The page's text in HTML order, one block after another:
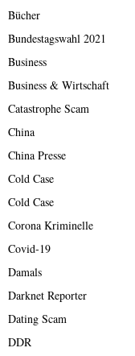
Bücher
Bundestagswahl 2021
Business
Business & Wirtschaft
Catastrophe Scam
China
China Presse
Cold Case
Cold Case
Corona Kriminelle
Covid-19
Damals
Darknet Reporter
Dating Scam
DDR